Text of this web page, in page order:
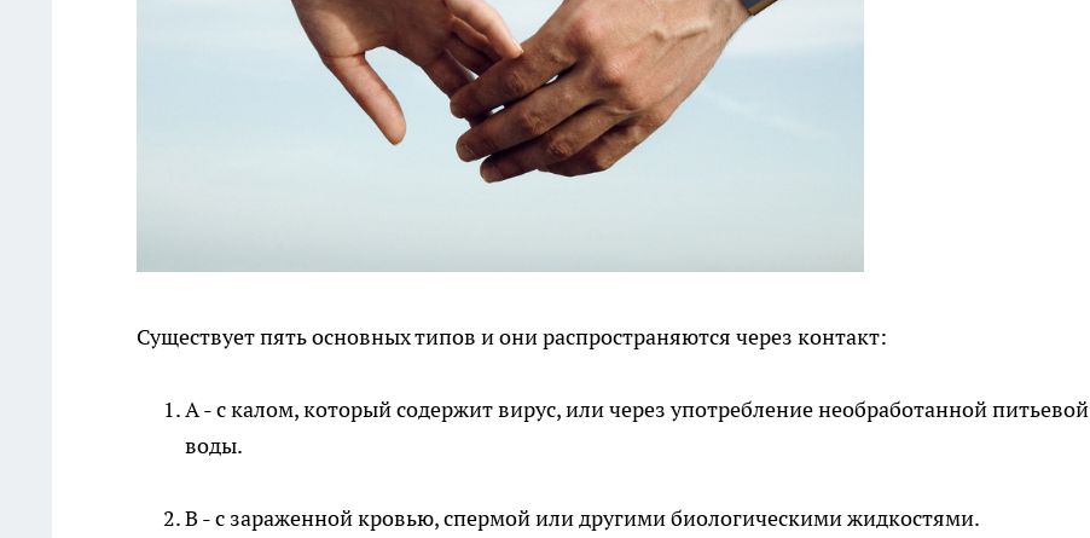
Существует пять основных типов и они распространяются через контакт:
А - с калом, который содержит вирус, или через употребление необработанной питьевой
воды.
В - с зараженной кровью, спермой или другими биологическими жидкостями.